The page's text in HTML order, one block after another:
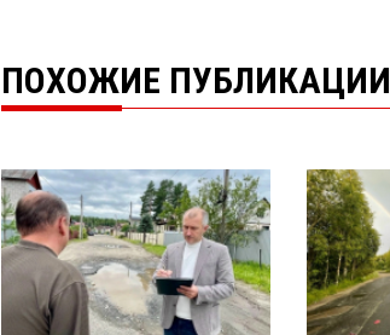
ПОХОЖИЕ ПУБЛИКАЦИИ